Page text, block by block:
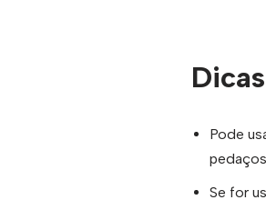
Dicas
Pode
Se for